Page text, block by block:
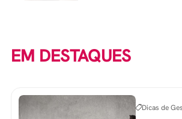
EM DESTAQUES
Dicas de